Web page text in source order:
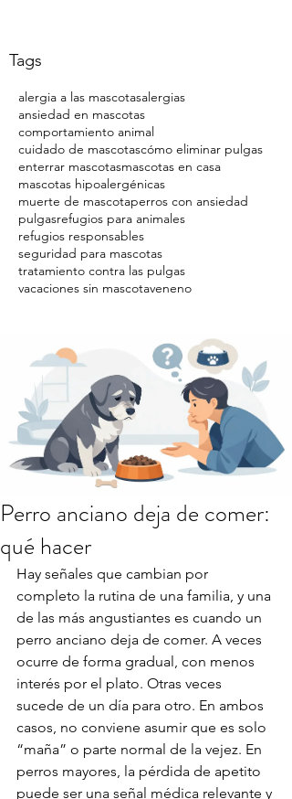
Tags
alergia a las mascotasalergias
ansiedad en mascotas
comportamiento animal
cuidado de mascotascómo eliminar pulgas
enterrar mascotasmascotas en casa
mascotas hipoalergénicas
muerte de mascotaperros con ansiedad
pulgasrefugios para animales
refugios responsables
seguridad para mascotas
tratamiento contra las pulgas
vacaciones sin mascotaveneno
Perro anciano deja de comer:
qué hacer
Hay señales que cambian por
completo la rutina de una familia, y una
de las más angustiantes es cuando un
perro anciano deja de comer. A veces
ocurre de forma gradual, con menos
interés por el plato. Otras veces
sucede de un día para otro. En ambos
casos, no conviene asumir que es solo
“maña” o parte normal de la vejez. En
perros mayores, la pérdida de apetito
puede ser una señal médica relevante y